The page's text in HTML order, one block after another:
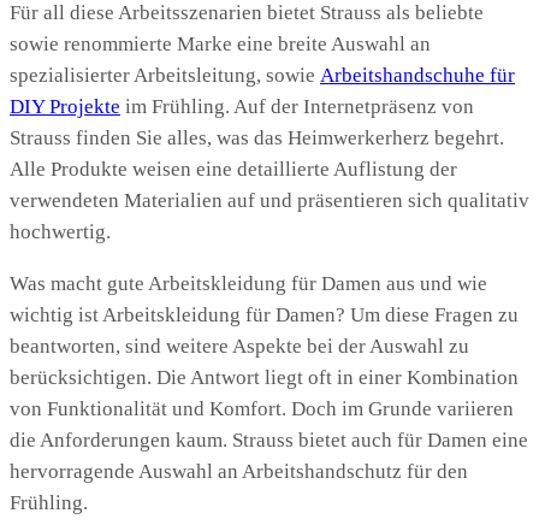
Für all diese Arbeitsszenarien bietet Strauss als beliebte
sowie renommierte Marke eine breite Auswahl an
spezialisierter Arbeitsleitung, sowie Arbeitshandschuhe für
DIY Projekte im Frühling. Auf der Internetpräsenz von
Strauss finden Sie alles, was das Heimwerkerherz begehrt.
Alle Produkte weisen eine detaillierte Auflistung der
verwendeten Materialien auf und präsentieren sich qualitativ
hochwertig.
Was macht gute Arbeitskleidung für Damen aus und wie
wichtig ist Arbeitskleidung für Damen? Um diese Fragen zu
beantworten, sind weitere Aspekte bei der Auswahl zu
berücksichtigen. Die Antwort liegt oft in einer Kombination
von Funktionalität und Komfort. Doch im Grunde variieren
die Anforderungen kaum. Strauss bietet auch für Damen eine
hervorragende Auswahl an Arbeitshandschutz für den
Frühling.